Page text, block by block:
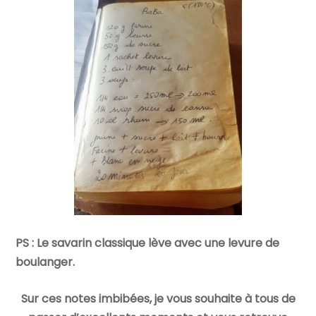
PS : Le savarin classique lève avec une levure de
boulanger.
Sur ces notes imbibées, je vous souhaite à tous de